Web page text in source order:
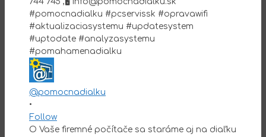
@pomocnadialku
•
Follow
O Vaše firemné počítače sa staráme aj na diaľku